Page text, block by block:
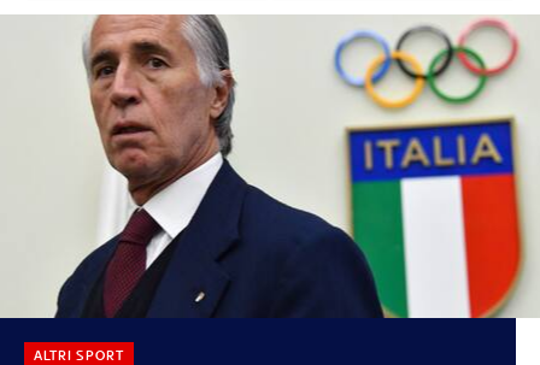
ALTRI SPORT